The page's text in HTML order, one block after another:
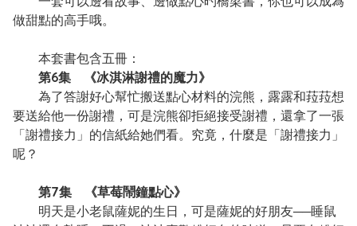
做甜點的高手哦。
本套書包含五冊：
第6集 《冰淇淋謝禮的魔力》
為了答謝好心幫忙搬送點心材料的浣熊，露露和菈菈想
要送給他一份謝禮，可是浣熊卻拒絕接受謝禮，還拿了一張
「謝禮接力」的信紙給她們看。究竟，什麼是「謝禮接力」
呢？
第7集 《草莓鬧鐘點心》
明天是小老鼠薩妮的生日，可是薩妮的好朋友──睡鼠